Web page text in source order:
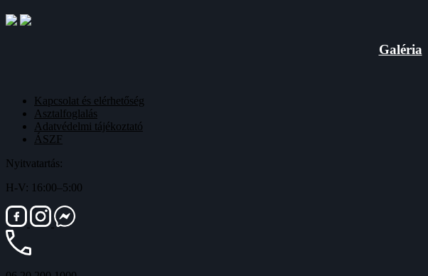
Galéria
Kapcsolat és elérhetőség
Asztalfoglalás
Adatvédelmi tájékoztató
ÁSZF
Nyitvatartás:
H-V: 16:00–5:00